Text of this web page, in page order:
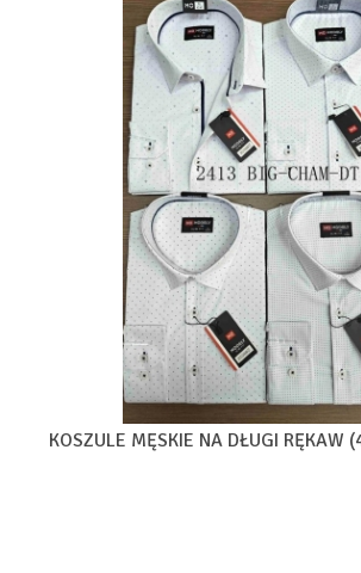
KOSZULE MĘSKIE NA DŁUGI